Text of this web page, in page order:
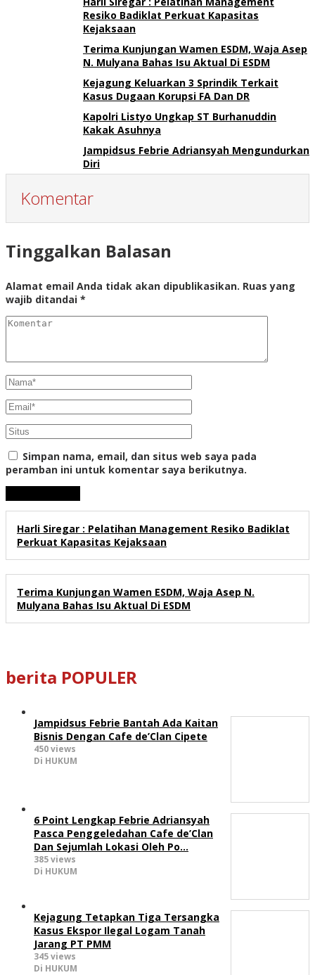
Resiko Badiklat Perkuat Kapasitas
Kejaksaan
Terima Kunjungan Wamen ESDM, Waja Asep
N. Mulyana Bahas Isu Aktual Di ESDM
Kejagung Keluarkan 3 Sprindik Terkait
Kasus Dugaan Korupsi FA Dan DR
Kapolri Listyo Ungkap ST Burhanuddin
Kakak Asuhnya
Jampidsus Febrie Adriansyah Mengundurkan
Diri
Komentar
Tinggalkan Balasan
Alamat email Anda tidak akan dipublikasikan. Ruas yang
wajib ditandai *
Simpan nama, email, dan situs web saya pada
peramban ini untuk komentar saya berikutnya.
Harli Siregar : Pelatihan Management Resiko Badiklat
Perkuat Kapasitas Kejaksaan
Terima Kunjungan Wamen ESDM, Waja Asep N.
Mulyana Bahas Isu Aktual Di ESDM
berita POPULER
Jampidsus Febrie Bantah Ada Kaitan
Bisnis Dengan Cafe de’Clan Cipete
450 views
Di HUKUM
6 Point Lengkap Febrie Adriansyah
Pasca Penggeledahan Cafe de’Clan
Dan Sejumlah Lokasi Oleh Po…
385 views
Di HUKUM
Kejagung Tetapkan Tiga Tersangka
Kasus Ekspor Ilegal Logam Tanah
Jarang PT PMM
345 views
Di HUKUM